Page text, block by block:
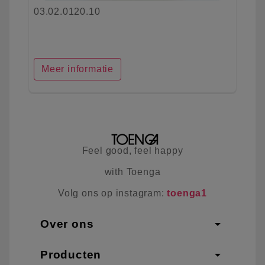
03.02.0120.10
Meer informatie
Feel good, feel happy
with Toenga
Volg ons op instagram:toenga1
Over ons arrow_drop_down
Producten arrow_drop_down